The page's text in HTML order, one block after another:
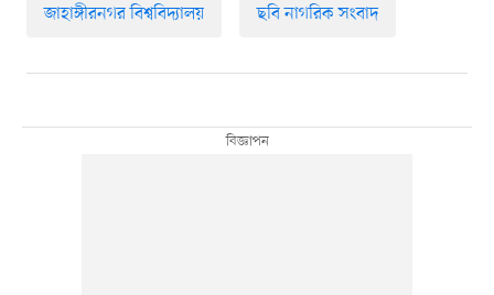
জাহাঙ্গীরনগর বিশ্ববিদ্যালয় ছবি নাগরিক সংবাদ